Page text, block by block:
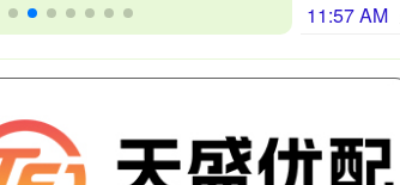
11:57 AM